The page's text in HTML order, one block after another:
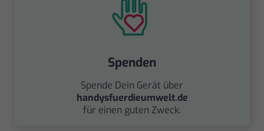
Spenden
Spende Dein Gerät über
handysfuerdieumwelt.de
für einen guten Zweck.